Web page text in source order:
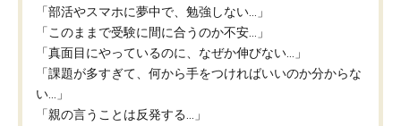
「部活やスマホに夢中で、勉強しない…」
「このままで受験に間に合うのか不安…」
「真面目にやっているのに、なぜか伸びない…」
「課題が多すぎて、何から手をつければいいのか分からな
い…」
「親の言うことは反発する…」